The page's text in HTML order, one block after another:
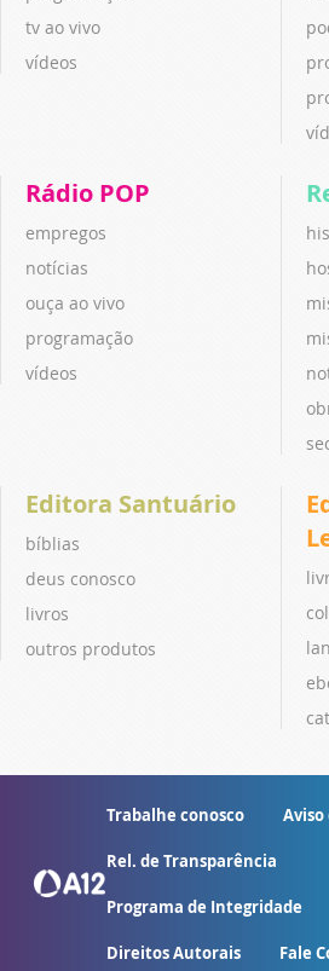
tv ao vivo
vídeos
Rádio POP
empregos
notícias
ouça ao vivo
programação
vídeos
Editora Santuário
bíblias
deus conosco
livros
outros produtos
Trabalhe conosco Aviso
Rel. de Transparência
Programa de Integridade
Direitos Autorais Fale